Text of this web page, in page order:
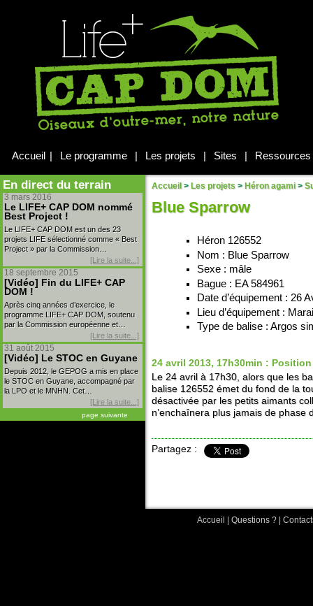
Accueil | Le programme | Les projets | Sites | Ressources
En direct du terrain
3 mars 2016
Le LIFE+ CAP DOM nommé
Best Project !
Le LIFE+ CAP DOM est un des 23
projets LIFE sélectionné comme « Best
Project » par la Commission…
[Lire la suite...]
18 septembre 2015
[Vidéo] Fin du LIFE+ CAP
DOM !
Après cinq années d’exercice, le
programme LIFE+ CAP DOM, soutenu
par la Commission européenne et…
[Lire la suite...]
31 août 2015
[Vidéo] Le STOC en Guyane
Depuis 2012, le GEPOG a mis en place
le STOC en Guyane, accompagné par
la LPO et le MNHN. Cet…
[Lire la suite...]
page suivante
Accueil>Les projets >Héron agami>
Blue Sparrow
Héron 126552
Nom : Blue Sparrow
Sexe : mâle
Bague : EA 584961
Date d’équipement : 26
Lieu d’équipement :
Type de balise : Argos
24 avril 2013, 17h30min : Position
Le 24 avril à 17h30, alors que les
balise 126552 émet du fond de la
désactivée par les petits aimants
n’enchaînera plus jamais de phase
Partagez :
Accueil Questions ?